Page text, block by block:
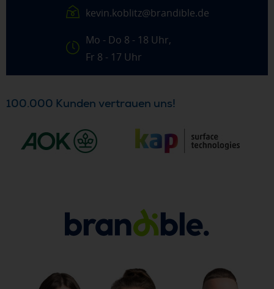
kevin.koblitz@brandible.de
Mo - Do 8 - 18 Uhr,
Fr 8 - 17 Uhr
100.000 Kunden vertrauen uns!